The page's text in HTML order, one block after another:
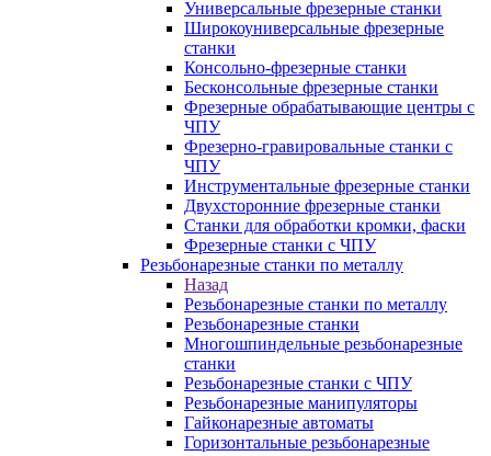
Универсальные фрезерные станки
Широкоуниверсальные фрезерные
станки
Консольно-фрезерные станки
Бесконсольные фрезерные станки
Фрезерные обрабатывающие центры с
ЧПУ
Фрезерно-гравировальные станки с
ЧПУ
Инструментальные фрезерные станки
Двухсторонние фрезерные станки
Станки для обработки кромки, фаски
Фрезерные станки с ЧПУ
Резьбонарезные станки по металлу
Назад
Резьбонарезные станки по металлу
Резьбонарезные станки
Многошпиндельные резьбонарезные
станки
Резьбонарезные станки с ЧПУ
Резьбонарезные манипуляторы
Гайконарезные автоматы
Горизонтальные резьбонарезные